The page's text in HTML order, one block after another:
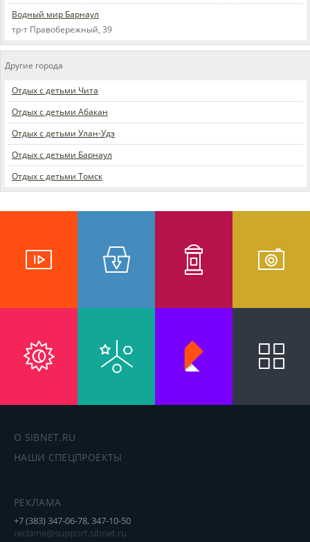
Водный мир Барнаул
тр-т Правобережный, 39
Другие города
Отдых с детьми Чита
Отдых с детьми Абакан
Отдых с детьми Улан-Удэ
Отдых с детьми Барнаул
Отдых с детьми Томск
О SIBNET.RU
НАШИ СПЕЦПРОЕКТЫ
РЕКЛАМА
+7 (383) 347-06-78, 347-10-50
reclame@support.sibnet.ru